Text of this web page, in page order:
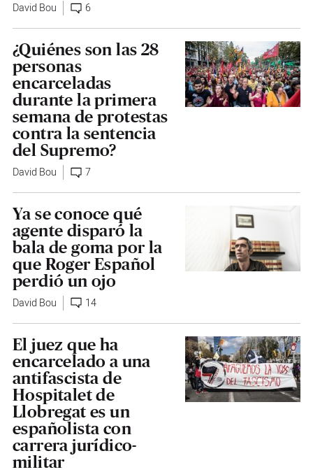
David Bou 6
¿Quiénes son las 28
personas
encarceladas
durante la primera
semana de protestas
contra la sentencia
del Supremo?
David Bou 7
Ya se conoce qué
agente disparó la
bala de goma por la
que Roger Español
perdió un ojo
David Bou 14
El juez que ha
encarcelado a una
antifascista de
Hospitalet de
Llobregat es un
españolista con
carrera jurídico-
militar